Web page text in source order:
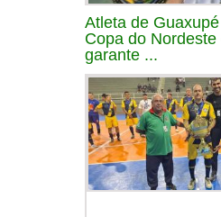
Atleta de
Copa do
garante ...